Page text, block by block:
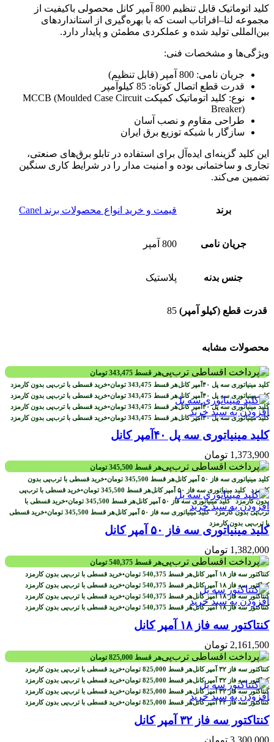
کلید اتوماتیک قابل تنظیم 800 آمپر کانل محصولی باکیفیت از
مجموعه لنا–افراتاب است که با بهره‌گیری از استانداردهای
بین‌المللی تولید شده و عملکردی مطمئن و پایدار دارد.
ویژگی‌ها و مشخصات فنی:
جریان نامی: 800 آمپر (قابل تنظیم)
قدرت قطع اتصال کوتاه: 85 کیلوآمپر
نوع: کلید اتوماتیک کمپکت MCCB (Moulded Case Circuit
Breaker)
طراحی مقاوم و نصب آسان
سازگار با شبکه توزیع برق ایران
این کلید گزینه‌ای ایده‌آل برای استفاده در تابلو برق‌های صنعتی،
تجاری و ساختمانی بوده و امنیت مدار را در شرایط کاری سنگین
تضمین می‌کند.
برند قیمت و خرید انواع محصولات برند Canel
جریان نامی 800 آمپر
جنس بدنه پلاستیک
قدرت قطع (کیلو آمپر) 85
محصولات مشابه
هر قسط 343,475 تومان
هر قسط 343,475 تومان•خرید قسطی با ترب‌پی بدون کارمزد
هر قسط 343,475 تومان•خرید قسطی با ترب‌پی بدون کارمزد
هر قسط 343,475 تومان•خرید قسطی با ترب‌پی بدون کارمزد
هر قسط 343,475 تومان•خرید قسطی با ترب‌پی بدون کارمزد
افزودن به سبد خرید
کلید مینیاتوری سه پل ۴۰آمپر کانل
1,373,900 تومان
هر قسط 345,500 تومان
هر قسط 345,500 تومان•خرید قسطی با ترب‌پی بدون
کارمزد
هر قسط 345,500 تومان•خرید قسطی با ترب‌پی
بدون کارمزد
هر قسط 345,500 تومان•خرید قسطی با
ترب‌پی بدون کارمزد
هر قسط 345,500 تومان•خرید قسطی
با ترب‌پی بدون کارمزد
افزودن به سبد خرید
کلید مینیاتوری سه فاز ۵۰ آمپر کانل
1,382,000 تومان
هر قسط 540,375 تومان
هر قسط 540,375 تومان•خرید قسطی با ترب‌پی بدون کارمزد
هر قسط 540,375 تومان•خرید قسطی با ترب‌پی بدون کارمزد
هر قسط 540,375 تومان•خرید قسطی با ترب‌پی بدون کارمزد
هر قسط 540,375 تومان•خرید قسطی با ترب‌پی بدون کارمزد
افزودن به سبد خرید
کنتاکتور سه فاز ۱۸ آمپر کانل
2,161,500 تومان
هر قسط 825,000 تومان
هر قسط 825,000 تومان•خرید قسطی با ترب‌پی بدون کارمزد
هر قسط 825,000 تومان•خرید قسطی با ترب‌پی بدون کارمزد
هر قسط 825,000 تومان•خرید قسطی با ترب‌پی بدون کارمزد
هر قسط 825,000 تومان•خرید قسطی با ترب‌پی بدون کارمزد
افزودن به سبد خرید
کنتاکتور سه فاز ۳۲ آمپر کانل
3,300,000 تومان